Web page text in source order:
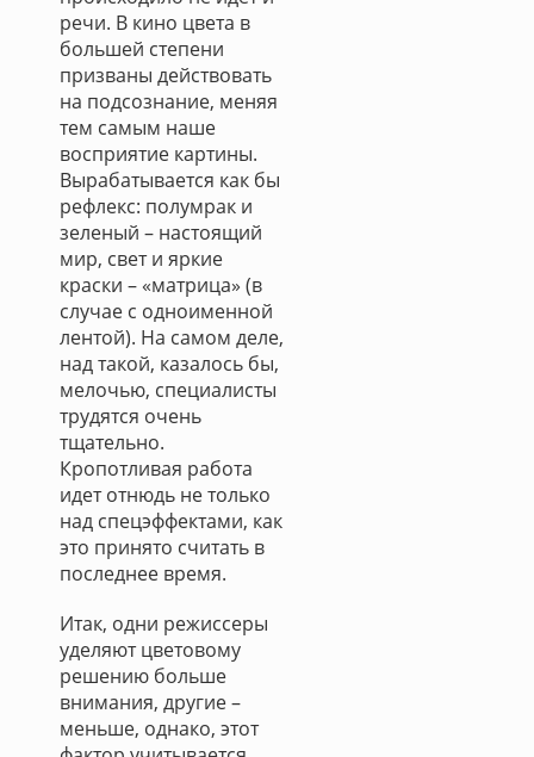
речи. В кино цвета в
большей степени
призваны действовать
на подсознание, меняя
тем самым наше
восприятие картины.
Вырабатывается как бы
рефлекс: полумрак и
зеленый – настоящий
мир, свет и яркие
краски – «матрица» (в
случае с одноименной
лентой). На самом деле,
над такой, казалось бы,
мелочью, специалисты
трудятся очень
тщательно.
Кропотливая работа
идет отнюдь не только
над спецэффектами, как
это принято считать в
последнее время.
Итак, одни режиссеры
уделяют цветовому
решению больше
внимания, другие –
меньше, однако, этот